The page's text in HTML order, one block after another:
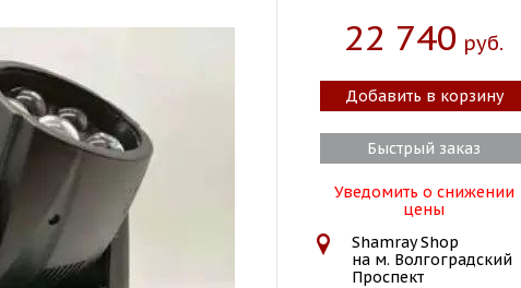
22 740 Руб.
Добавить в корзину
Быстрый заказ
Уведомить о снижении
цены
Shamray Shop
на м. Волгоградский
Проспект